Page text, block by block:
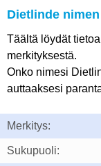
Dietlinde
Täältä löydät
merkityksestä.
Onko nimesi
auttaaksesi
Merkitys:
Sukupuoli: